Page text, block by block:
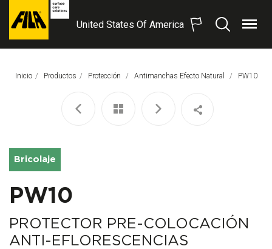
FILA
S.p.A.
United States Of America
BuscarMenú
Inicio Productos Protección Antimanchas Efecto Natural Página
PW10
Bricolaje
PW10
PROTECTOR PRE-COLOCACIÓN
ANTI-EFLORESCENCIAS